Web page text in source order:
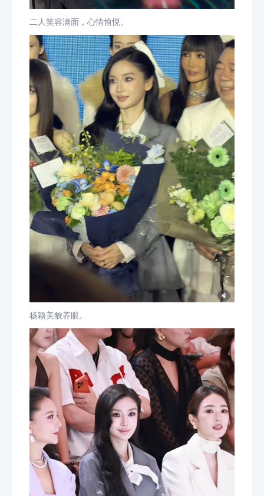
二人笑容满面，心情愉悦。
杨颖美貌养眼。